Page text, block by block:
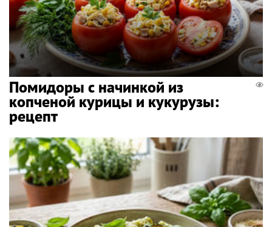
Помидоры с начинкой из
копченой курицы и кукурузы:
рецепт